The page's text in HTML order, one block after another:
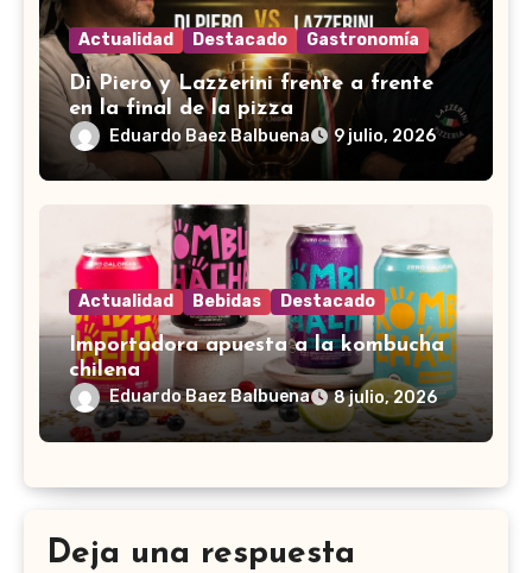
Actualidad Destacado Gastronomía
Di Piero y Lazzerini frente a frente
en la final de la pizza
Eduardo Baez Balbuena 9 julio, 2026
Actualidad Bebidas Destacado
Importadora apuesta a la kombucha
chilena
Eduardo Baez Balbuena 8 julio, 2026
Deja una respuesta